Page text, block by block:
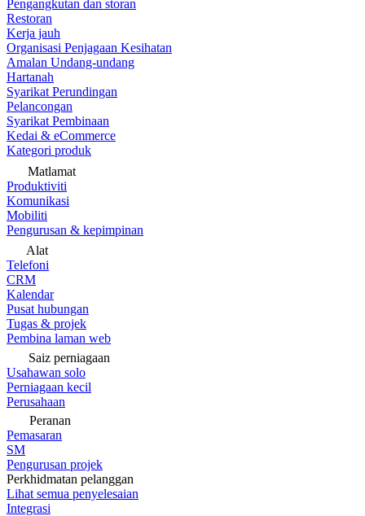
Pengangkutan dan storan
Restoran
Kerja jauh
Organisasi Penjagaan Kesihatan
Amalan Undang-undang
Hartanah
Syarikat Perundingan
Pelancongan
Syarikat Pembinaan
Kedai & eCommerce
Kategori produk
Matlamat
Produktiviti
Komunikasi
Mobiliti
Pengurusan & kepimpinan
Alat
Telefoni
CRM
Kalendar
Pusat hubungan
Tugas & projek
Pembina laman web
Saiz perniagaan
Usahawan solo
Perniagaan kecil
Perusahaan
Peranan
Pemasaran
SM
Pengurusan projek
Perkhidmatan pelanggan
Lihat semua penyelesaian
Integrasi